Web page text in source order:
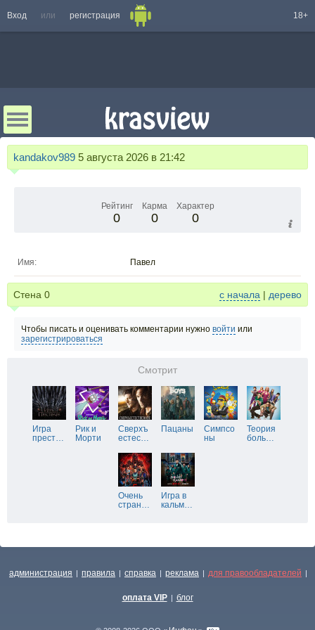
Вход или регистрация 18+
kandakov989 5 августа 2026 в 21:42
Рейтинг
0
Карма
0
Характер
0
Имя: Павел
Стена 0 с начала | дерево
Чтобы писать и оценивать комментарии нужно войти или
зарегистрироваться
Смотрит
Игра
прест…
Рик и
Морти
Сверхъ
естес…
Пацаны
Симпсо
ны
Теория
боль…
Очень
стран…
Игра в
кальм…
администрация | правила | справка | реклама | для правообладателей |
оплата VIP | блог